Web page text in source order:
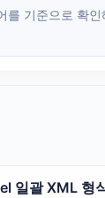
일괄 XML 형